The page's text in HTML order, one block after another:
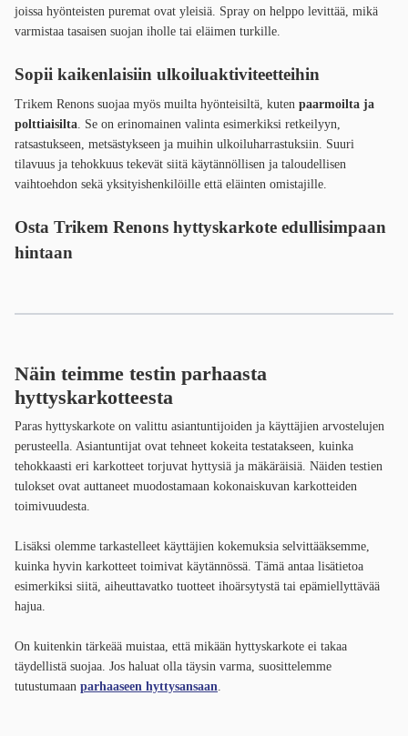
joissa hyönteisten puremat ovat yleisiä. Spray on helppo levittää, mikä
varmistaa tasaisen suojan iholle tai eläimen turkille.
Sopii kaikenlaisiin ulkoiluaktiviteetteihin
Trikem Renons suojaa myös muilta hyönteisiltä, kuten paarmoilta ja
polttiaisilta. Se on erinomainen valinta esimerkiksi retkeilyyn,
ratsastukseen, metsästykseen ja muihin ulkoiluharrastuksiin. Suuri
tilavuus ja tehokkuus tekevät siitä käytännöllisen ja taloudellisen
vaihtoehdon sekä yksityishenkilöille että eläinten omistajille.
Osta Trikem Renons hyttyskarkote edullisimpaan
hintaan
Näin teimme testin parhaasta
hyttyskarkotteesta
Paras hyttyskarkote on valittu asiantuntijoiden ja käyttäjien arvostelujen
perusteella. Asiantuntijat ovat tehneet kokeita testatakseen, kuinka
tehokkaasti eri karkotteet torjuvat hyttysiä ja mäkäräisiä. Näiden testien
tulokset ovat auttaneet muodostamaan kokonaiskuvan karkotteiden
toimivuudesta.
Lisäksi olemme tarkastelleet käyttäjien kokemuksia selvittääksemme,
kuinka hyvin karkotteet toimivat käytännössä. Tämä antaa lisätietoa
esimerkiksi siitä, aiheuttavatko tuotteet ihoärsytystä tai epämiellyttävää
hajua.
On kuitenkin tärkeää muistaa, että mikään hyttyskarkote ei takaa
täydellistä suojaa. Jos haluat olla täysin varma, suosittelemme
tutustumaan parhaaseen hyttysansaan.